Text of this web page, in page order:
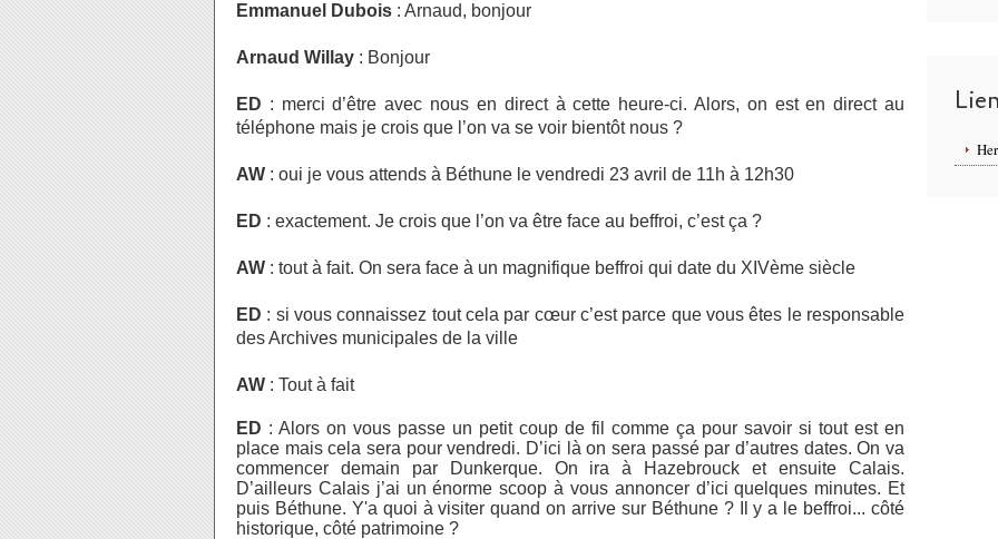
Emmanuel Dubois : Arnaud, bonjour
Arnaud Willay : Bonjour
ED : merci d’être avec nous en direct à cette heure-ci. Alors, on est en direct au
téléphone mais je crois que l’on va se voir bientôt nous ?
AW : oui je vous attends à Béthune le vendredi 23 avril de 11h à 12h30
ED : exactement. Je crois que l’on va être face au beffroi, c’est ça ?
AW : tout à fait. On sera face à un magnifique beffroi qui date du XIVème siècle
ED : si vous connaissez tout cela par cœur c’est parce que vous êtes le responsable
des Archives municipales de la ville
AW : Tout à fait
ED : Alors on vous passe un petit coup de fil comme ça pour savoir si tout est en
place mais cela sera pour vendredi. D’ici là on sera passé par d’autres dates. On va
commencer demain par Dunkerque. On ira à Hazebrouck et ensuite Calais.
D’ailleurs Calais j’ai un énorme scoop à vous annoncer d’ici quelques minutes. Et
puis Béthune. Y'a quoi à visiter quand on arrive sur Béthune ? Il y a le beffroi... côté
historique, côté patrimoine ?